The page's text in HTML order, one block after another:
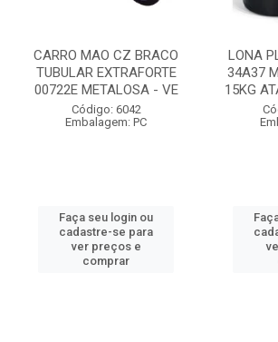
CARRO MAO CZ BRACO
TUBULAR EXTRAFORTE
00722E METALOSA - VE
Código: 6042
Embalagem: PC
Faça seu login ou
cadastre-se para
ver preços e
comprar
LONA
34A37
15KG